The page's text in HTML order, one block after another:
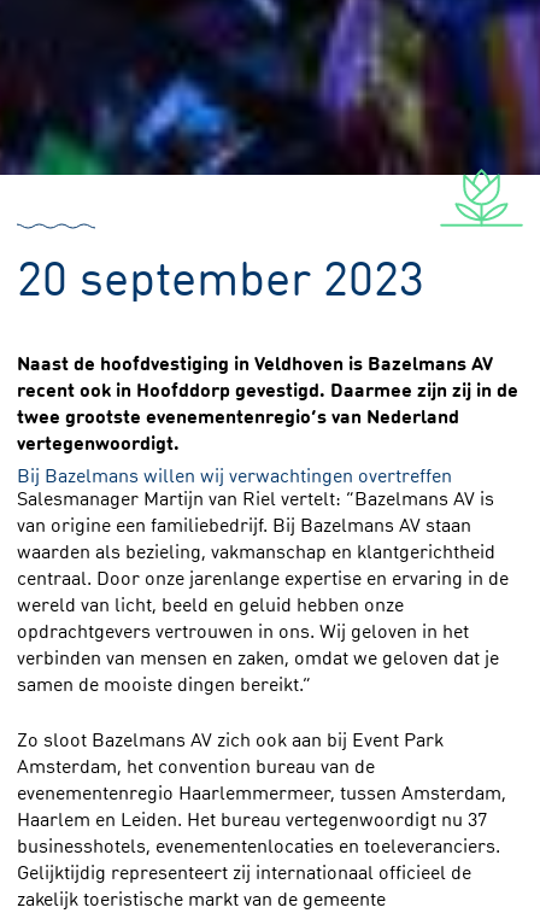
20 september 2023
Naast de hoofdvestiging in Veldhoven is Bazelmans AV
recent ook in Hoofddorp gevestigd. Daarmee zijn zij in de
twee grootste evenementenregio’s van Nederland
vertegenwoordigt.
Bij Bazelmans willen wij verwachtingen overtreffen
Salesmanager Martijn van Riel vertelt: “Bazelmans AV is
van origine een familiebedrijf. Bij Bazelmans AV staan
waarden als bezieling, vakmanschap en klantgerichtheid
centraal. Door onze jarenlange expertise en ervaring in de
wereld van licht, beeld en geluid hebben onze
opdrachtgevers vertrouwen in ons. Wij geloven in het
verbinden van mensen en zaken, omdat we geloven dat je
samen de mooiste dingen bereikt.”
Zo sloot Bazelmans AV zich ook aan bij Event Park
Amsterdam, het convention bureau van de
evenementenregio Haarlemmermeer, tussen Amsterdam,
Haarlem en Leiden. Het bureau vertegenwoordigt nu 37
businesshotels, evenementenlocaties en toeleveranciers.
Gelijktijdig representeert zij internationaal officieel de
zakelijk toeristische markt van de gemeente